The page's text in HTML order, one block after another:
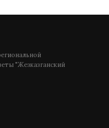
"Жезказганский